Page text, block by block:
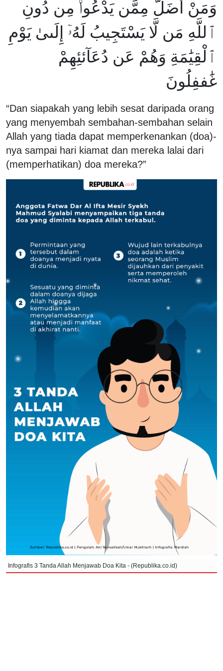
وَمَنْ أَضَلُّ مِمَّن يَدْعُوا۟ مِن دُونِ
ٱللَّهِ مَن لَّا يَسْتَجِيبُ لَهُۥٓ إِلَىىٰ يَوْمِ
ٱلْقِيَٰمَةِ وَهُمْ عَن دُعَآئئِهِمْ
غَٰففِلُونَ
“Dan siapakah yang lebih sesat daripada orang
yang menyembah sembahan-sembahan selain
Allah yang tiada dapat memperkenankan (doa)-
nya sampai hari kiamat dan mereka lalai dari
(memperhatikan) doa mereka?”
Infografis 3 Tanda Allah Menjawab Doa Kita - (Republika.co.id)